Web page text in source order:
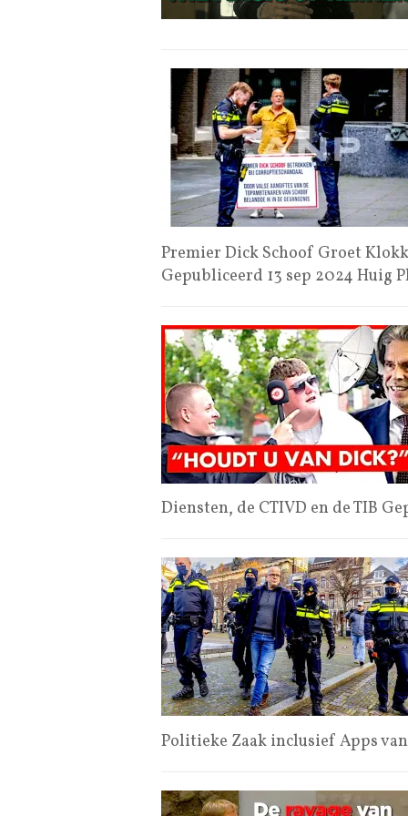
Premier Dick Schoof Groet
Gepubliceerd 13 sep 2024 Huig
Diensten, de CTIVD en de TIB
Politieke Zaak inclusief Apps